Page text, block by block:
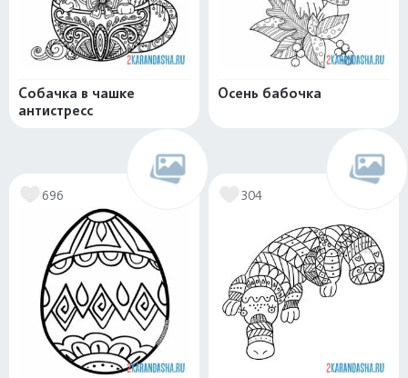
Собачка в чашке
антистресс
Осень бабочка
696 304